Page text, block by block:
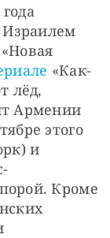
«Как-
лёд,
Армении
этого
и
Кроме